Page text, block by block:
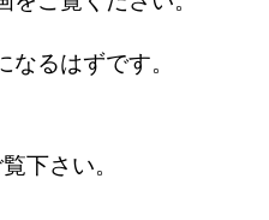
なるはずです。
下さい。